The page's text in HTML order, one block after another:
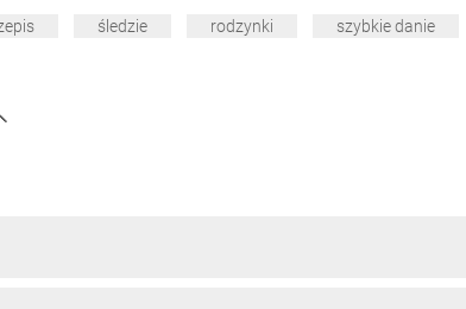
śledzie rodzynki szybkie danie